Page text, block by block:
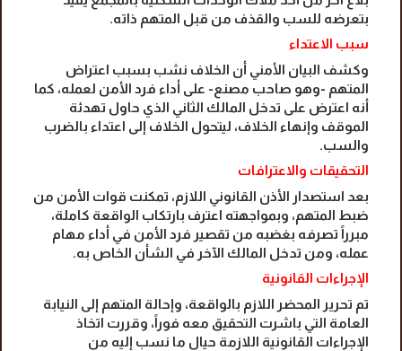
بتعرضه للسب والقذف من قبل المتهم ذاته.
سبب الاعتداء
وكشف البيان الأمني أن الخلاف نشب بسبب اعتراض
المتهم -وهو صاحب مصنع- على أداء فرد الأمن لعمله، كما
أنه اعترض على تدخل المالك الثاني الذي حاول تهدئة
الموقف وإنهاء الخلاف، ليتحول الخلاف إلى اعتداء بالضرب
والسب.
التحقيقات والاعترافات
بعد استصدار الأذن القانوني اللازم، تمكنت قوات الأمن من
ضبط المتهم، وبمواجهته اعترف بارتكاب الواقعة كاملة،
مبرراً تصرفه بغضبه من تقصير فرد الأمن في أداء مهام
عمله، ومن تدخل المالك الآخر في الشأن الخاص به.
الإجراءات القانونية
تم تحرير المحضر اللازم بالواقعة، وإحالة المتهم إلى النيابة
العامة التي باشرت التحقيق معه فوراً، وقررت اتخاذ
الإجراءات القانونية اللازمة حيال ما نسب إليه من